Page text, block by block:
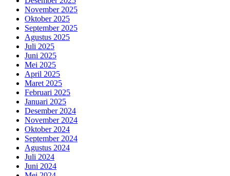
November 2025
Oktober 2025
September 2025
Agustus 2025
Juli 2025
Juni 2025
Mei 2025
April 2025
Maret 2025
Februari 2025
Januari 2025
Desember 2024
November 2024
Oktober 2024
September 2024
Agustus 2024
Juli 2024
Juni 2024